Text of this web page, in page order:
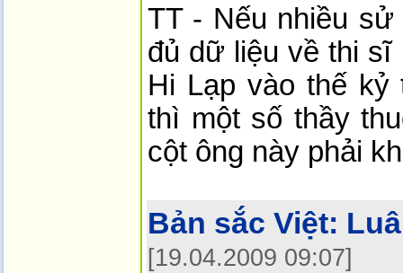
TT - Nếu nhiều
đủ dữ liệu về thi sĩ
Hi Lạp vào thế
thì một số thầy
cột ông này phải
Bản sắc Việt:
[19.04.2009 09:07]